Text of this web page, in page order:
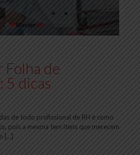
Folha de
5 dicas
de todo profissional de RH é como
pois a mesma tem itens que merecem
[…]